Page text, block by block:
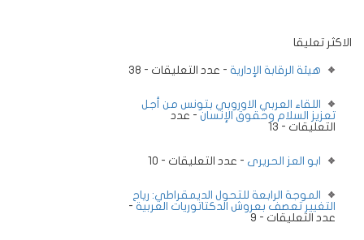
الاكثر تعليقا
هيئة الرقابة الإدارية - عدد التعليقات - 38
اللقاء العربي الاوروبي بتونس من أجل
تعزيز السلام وحقوق الإنسان - عدد
التعليقات - 13
ابو العز الحريرى - عدد التعليقات - 10
الموجة الرابعة للتحول الديمقراطي: رياح
التغيير تعصف بعروش الدكتاتوريات العربية -
عدد التعليقات - 9